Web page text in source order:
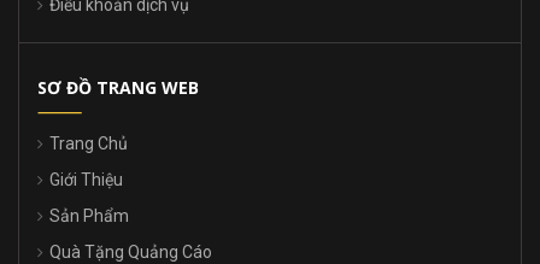
Điều khoản dịch vụ
SƠ ĐỒ TRANG WEB
Trang Chủ
Giới Thiệu
Sản Phẩm
Quà Tặng Quảng Cáo